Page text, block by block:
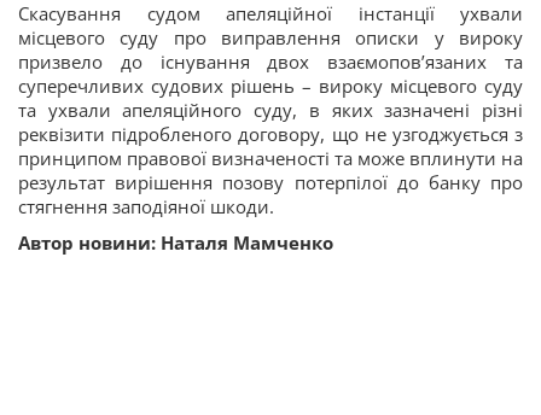
Скасування судом апеляційної інстанції ухвали
місцевого суду про виправлення описки у вироку
призвело до існування двох взаємопов’язаних та
суперечливих судових рішень – вироку місцевого суду
та ухвали апеляційного суду, в яких зазначені різні
реквізити підробленого договору, що не узгоджується з
принципом правової визначеності та може вплинути на
результат вирішення позову потерпілої до банку про
стягнення заподіяної шкоди.
Автор новини: Наталя Мамченко